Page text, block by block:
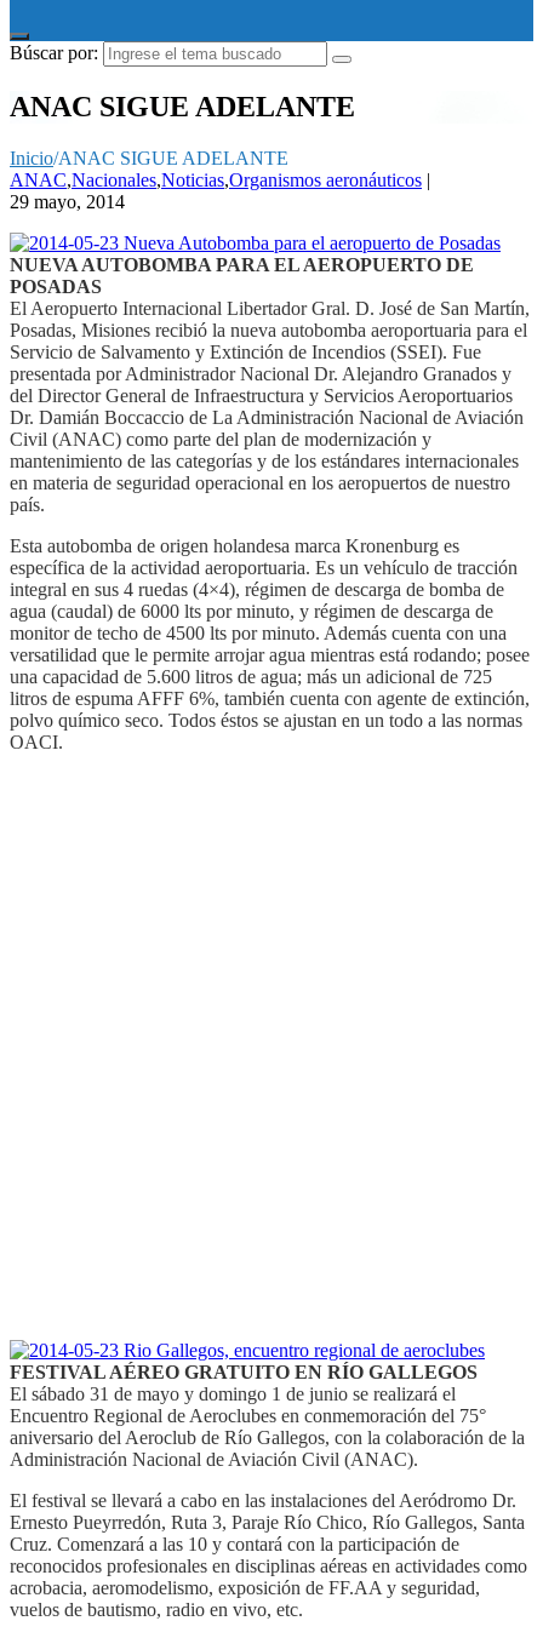
Búscar por:
ANAC SIGUE ADELANTE
Inicio/ANAC SIGUE ADELANTE
ANAC,Nacionales,Noticias,Organismos aeronáuticos |
29 mayo, 2014
NUEVA AUTOBOMBA PARA EL AEROPUERTO DE
POSADAS
El Aeropuerto Internacional Libertador Gral. D. José de San Martín,
Posadas, Misiones recibió la nueva autobomba aeroportuaria para el
Servicio de Salvamento y Extinción de Incendios (SSEI). Fue
presentada por Administrador Nacional Dr. Alejandro Granados y
del Director General de Infraestructura y Servicios Aeroportuarios
Dr. Damián Boccaccio de La Administración Nacional de Aviación
Civil (ANAC) como parte del plan de modernización y
mantenimiento de las categorías y de los estándares internacionales
en materia de seguridad operacional en los aeropuertos de nuestro
país.
Esta autobomba de origen holandesa marca Kronenburg es
específica de la actividad aeroportuaria. Es un vehículo de tracción
integral en sus 4 ruedas (4×4), régimen de descarga de bomba de
agua (caudal) de 6000 lts por minuto, y régimen de descarga de
monitor de techo de 4500 lts por minuto. Además cuenta con una
versatilidad que le permite arrojar agua mientras está rodando; posee
una capacidad de 5.600 litros de agua; más un adicional de 725
litros de espuma AFFF 6%, también cuenta con agente de extinción,
polvo químico seco. Todos éstos se ajustan en un todo a las normas
OACI.
FESTIVAL AÉREO GRATUITO EN RÍO GALLEGOS
El sábado 31 de mayo y domingo 1 de junio se realizará el
Encuentro Regional de Aeroclubes en conmemoración del 75°
aniversario del Aeroclub de Río Gallegos, con la colaboración de la
Administración Nacional de Aviación Civil (ANAC).
El festival se llevará a cabo en las instalaciones del Aeródromo Dr.
Ernesto Pueyrredón, Ruta 3, Paraje Río Chico, Río Gallegos, Santa
Cruz. Comenzará a las 10 y contará con la participación de
reconocidos profesionales en disciplinas aéreas en actividades como
acrobacia, aeromodelismo, exposición de FF.AA y seguridad,
vuelos de bautismo, radio en vivo, etc.